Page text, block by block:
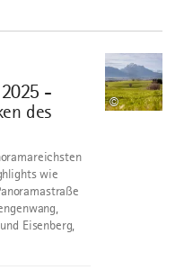
-
des
©
wie
Eisenberg,